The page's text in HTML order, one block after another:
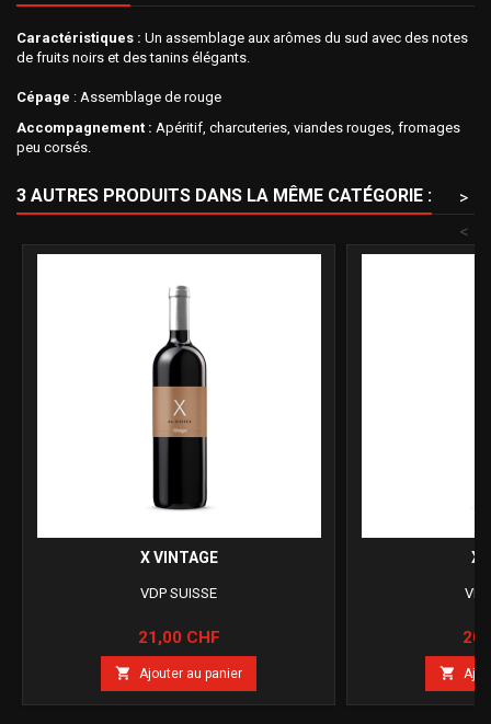
Caractéristiques : Un assemblage aux arômes du sud avec des notes
de fruits noirs et des tanins élégants.
Cépage : Assemblage de rouge
Accompagnement : Apéritif, charcuteries, viandes rouges, fromages
peu corsés.
3 AUTRES PRODUITS DANS LA MÊME CATÉGORIE :
>
<
X VINTAGE
VDP SUISSE
Prix
21,00 CHF
 Ajouter au panier
X
Prix
